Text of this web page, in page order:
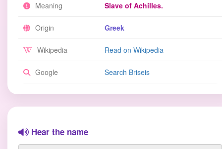
Meaning Slave of Achilles.
Origin Greek
Wikipedia Read on Wikipedia
Google Search Briseis
Hear the name